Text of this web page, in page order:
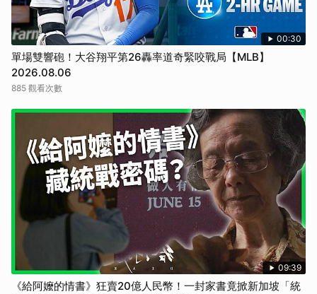
00:30
單場雙響砲！大谷翔平第26轟率道奇緊咬戰局【MLB】
2026.08.06
885 觀看次數
09:39
《給阿嬤的情書》狂賣20億人民幣！一封家書竟掀新加坡「統